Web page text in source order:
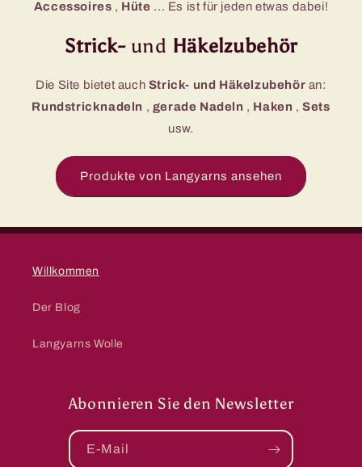
Accessoires , Hüte ... Es ist für jeden etwas dabei!
Strick-und Häkelzubehör
Die Site bietet auch Strick- und Häkelzubehör an:
Rundstricknadeln , gerade Nadeln , Haken ,Sets
usw.
Produkte von Langyarns ansehen
Willkommen
Der Blog
Langyarns Wolle
Abonnieren Sie den Newsletter
E-Mail